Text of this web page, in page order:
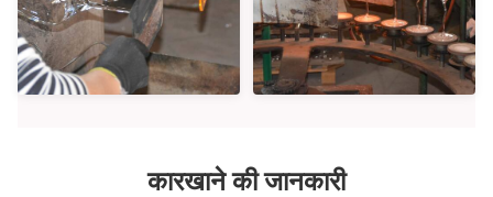
कारखाने की जानकारी